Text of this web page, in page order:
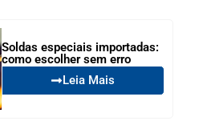
Soldas especiais importadas:
como escolher sem erro
Leia Mais